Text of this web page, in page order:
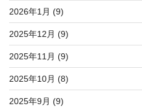
2026年1月 (9)
2025年12月 (9)
2025年11月 (9)
2025年10月 (8)
2025年9月 (9)